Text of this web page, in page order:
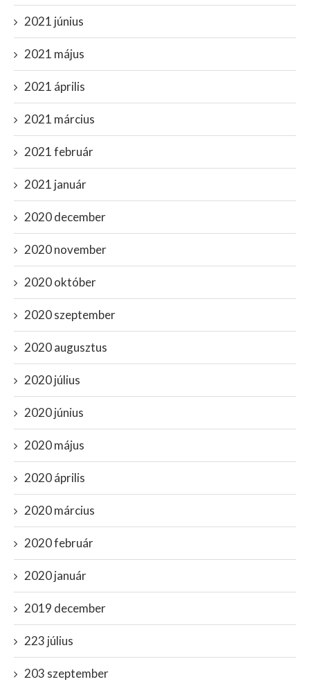
2021 június
2021 május
2021 április
2021 március
2021 február
2021 január
2020 december
2020 november
2020 október
2020 szeptember
2020 augusztus
2020 július
2020 június
2020 május
2020 április
2020 március
2020 február
2020 január
2019 december
223 július
203 szeptember